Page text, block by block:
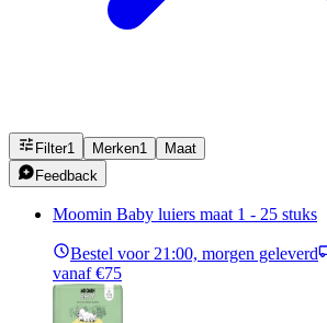
Filter1 Merken1
Maat
Feedback
Moomin Baby luiers maat 1 - 25 stuks
Bestel voor 21:00, morgen geleverd
vanaf €75